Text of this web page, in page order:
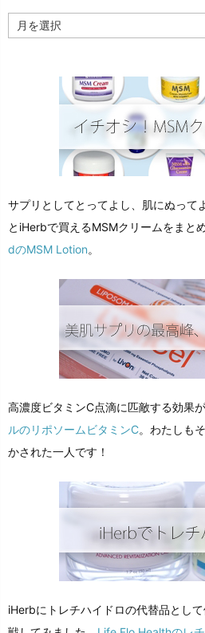
ー
サプリとしてとってよし、肌にぬって
とiHerbで買えるMSMクリームをまと
dのMSM Lotion。
高濃度ビタミンC点滴に匹敵する効果
ルのリポソームビタミンC。わたしも
かされた一人です！
iHerbにトレチハイドロの代替品とし